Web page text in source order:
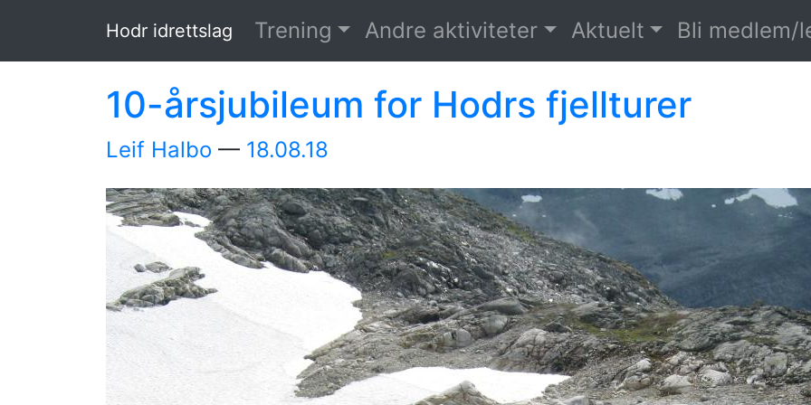
Hodr idrettslag Trening Andre aktiviteter Aktuelt Bli medlem/
10-årsjubileum for Hodrs fjellturer
Leif Halbo 18.08.18